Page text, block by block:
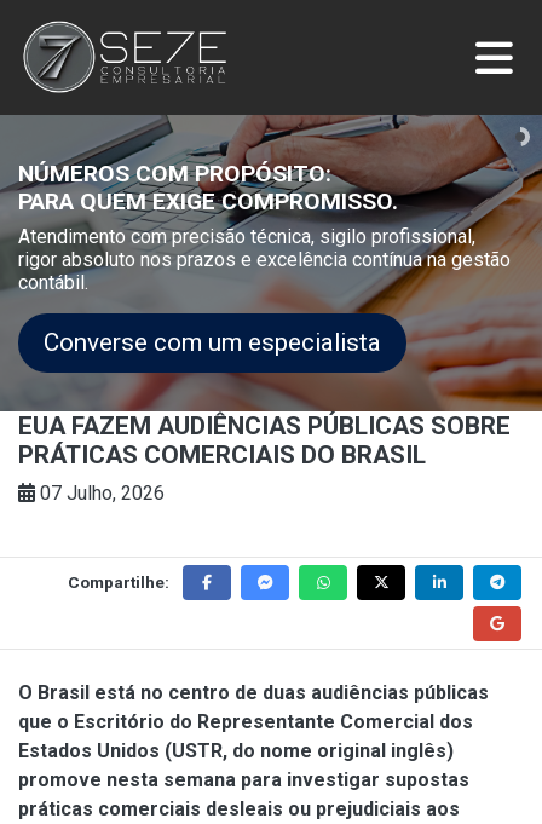
NÚMEROS COM PROPÓSITO:
PARA QUEM EXIGE COMPROMISSO.
Atendimento com precisão técnica, sigilo profissional,
rigor absoluto nos prazos e excelência contínua na gestão
contábil.
Converse com um especialista
EUA FAZEM AUDIÊNCIAS PÚBLICAS SOBRE
PRÁTICAS COMERCIAIS DO BRASIL
07 Julho, 2026
Compartilhe:
O Brasil está no centro de duas audiências públicas
que o Escritório do Representante Comercial dos
Estados Unidos (USTR, do nome original inglês)
promove nesta semana para investigar supostas
práticas comerciais desleais ou prejudiciais aos